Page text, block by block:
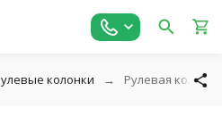
колонки Рулевая